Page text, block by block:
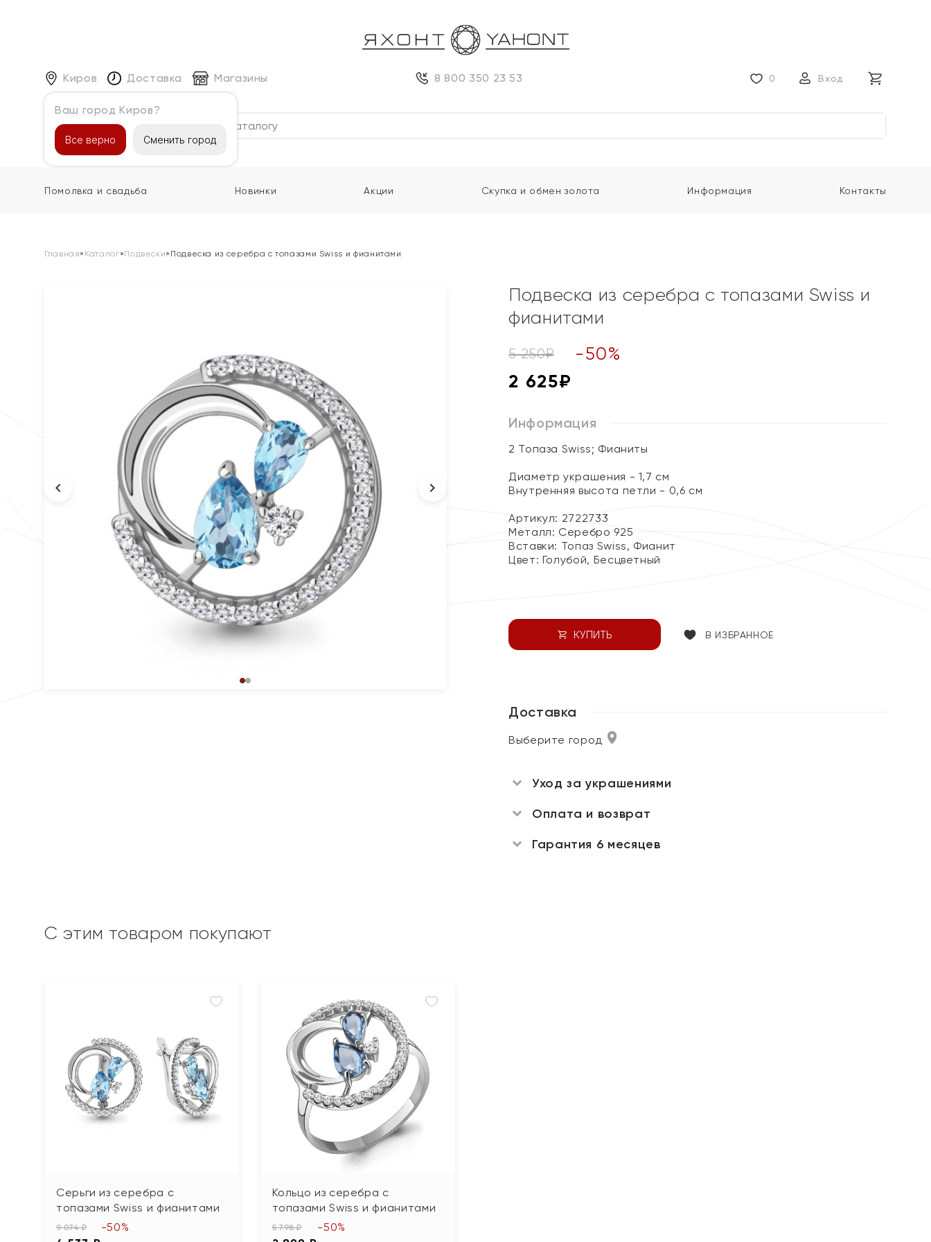
Киров
Ваш город Киров?
Все верно Сменить город
Доставка Магазины 8 800 350 23 53 0 Вход
Каталог
Помолвка и свадьба Новинки Акции Скупка и обмен золота Информация Контакты
Главная» Каталог»Подвески» Подвеска из серебра с топазами Swiss и фианитами
Подвеска из серебра с топазами Swiss и
фианитами
5 250₽ -50%
2 625₽
Информация
2 Топаза Swiss; Фианиты
Диаметр украшения - 1,7 см
Внутренняя высота петли - 0,6 см
Артикул: 2722733
Металл: Серебро 925
Вставки: Топаз Swiss, Фианит
Цвет: Голубой, Бесцветный
КУПИТЬ В ИЗБРАННОЕ
Доставка
Выберите город
Уход за украшениями
Оплата и возврат
Гарантия 6 месяцев
С этим товаром покупают
Серьги из серебра с
топазами Swiss и фианитами
9 074 ₽ -50%
Кольцо из серебра с
топазами Swiss и фианитами
5 798 ₽ -50%